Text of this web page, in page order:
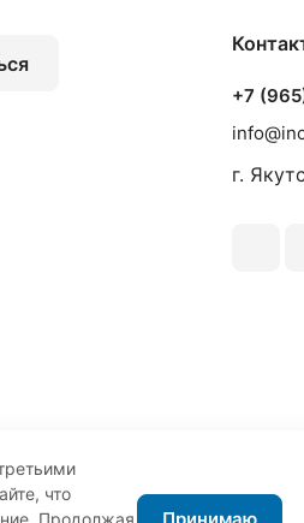
+7
г.
что
Продолжая